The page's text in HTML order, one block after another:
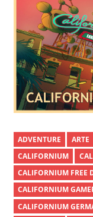
ADVENTURE ARTE
CALIFORNIUM
CALIFORNIUM FREE
CALIFORNIUM
CALIFORNIUM